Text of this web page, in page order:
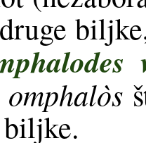
omphalòs